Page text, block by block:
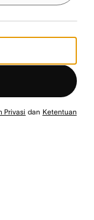
Privasi dan Ketentuan